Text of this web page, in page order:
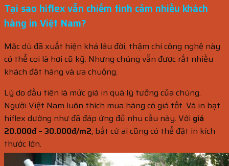
Tại sao hiflex vẫn chiếm tình cảm nhiều khách
hàng in Việt Nam?
Mặc dù đã xuất hiện khá lâu đời, thậm chí công nghệ này
có thể coi là hơi cũ kỹ. Nhưng chúng vẫn được rất nhiều
khách đặt hàng và ưa chuộng.
Lý do đầu tiên là mức giá in quá lý tưởng của chúng.
Người Việt Nam luôn thích mua hàng có giá tốt. Và in bạt
hiflex dường như đã đáp ứng đủ nhu cầu này. Với giá
20.000đ – 30.000đ/m2, bất cứ ai cũng có thể đặt in kích
thước lớn.